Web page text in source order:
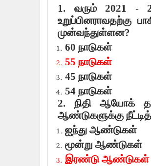
1. வரும் 2021 -
உறுப்பினராவதற்கு
முன்வந்துள்ளன?
60 நாடுகள்
55 நாடுகள்
45 நாடுகள்
54 நாடுகள்
2. நிதி ஆயோக்
ஆண்டுகளுக்கு
ஐந்து ஆண்டுகள்
மூன்று ஆண்டுகள்
இரண்டு ஆண்டுகள்